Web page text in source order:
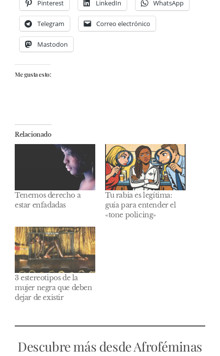
Pinterest LinkedIn WhatsApp
Telegram Correo electrónico
Mastodon
Me gusta esto:
Relacionado
Tenemos derecho a
estar enfadadas
Tu rabia es legítima:
guía para entender el
«tone policing»
3 estereotipos de la
mujer negra que deben
dejar de existir
Descubre más desde Afroféminas